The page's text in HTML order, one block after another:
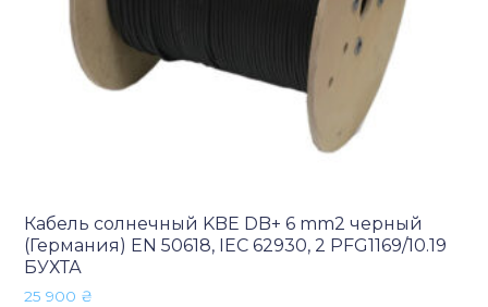
Кабель солнечный KBE DB+ 6 mm2 черный
(Германия) EN 50618, IEC 62930, 2 PFG1169/10.19
БУХТА
25 900 ₴